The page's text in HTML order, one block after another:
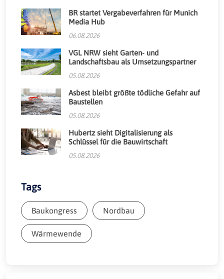
BR startet Vergabeverfahren für Munich
Media Hub
06.08.2026
VGL NRW sieht Garten- und
Landschaftsbau als Umsetzungspartner
05.08.2026
Asbest bleibt größte tödliche Gefahr auf
Baustellen
05.08.2026
Hubertz sieht Digitalisierung als
Schlüssel für die Bauwirtschaft
05.08.2026
Tags
Baukongress Nordbau
Wärmewende